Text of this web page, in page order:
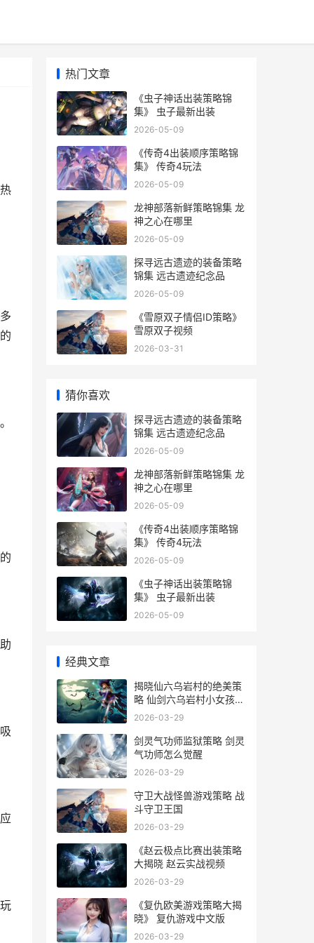
热门文章
《虫子神话出装策略锦
集》 虫子最新出装
2026-05-09
《传奇4出装顺序策略锦
集》 传奇4玩法
2026-05-09
龙神部落新鲜策略锦集 龙
神之心在哪里
2026-05-09
探寻远古遗迹的装备策略
锦集 远古遗迹纪念品
2026-05-09
《雪原双子情侣ID策略》
雪原双子视频
2026-03-31
猜你喜欢
探寻远古遗迹的装备策略
锦集 远古遗迹纪念品
2026-05-09
龙神部落新鲜策略锦集 龙
神之心在哪里
2026-05-09
《传奇4出装顺序策略锦
集》 传奇4玩法
2026-05-09
《虫子神话出装策略锦
集》 虫子最新出装
2026-05-09
经典文章
揭晓仙六乌岩村的绝美策
略 仙剑六乌岩村小女孩不
见了
2026-03-29
剑灵气功师监狱策略 剑灵
气功师怎么觉醒
2026-03-29
守卫大战怪兽游戏策略 战
斗守卫王国
2026-03-29
《赵云极点比赛出装策略
大揭晓 赵云实战视频
2026-03-29
《复仇欧美游戏策略大揭
晓》 复仇游戏中文版
2026-03-29